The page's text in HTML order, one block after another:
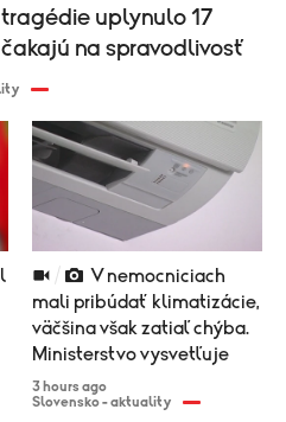
mali pribúdať klimatizácie,
väčšina však zatiaľ chýba.
Ministerstvo vysvetľuje
3 hours ago
Slovensko - aktuality
uplynulo 17
na spravodlivosť